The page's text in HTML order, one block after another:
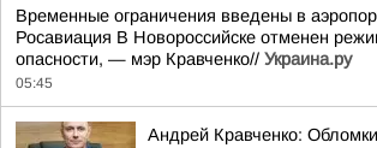
Временные ограничения введены в
Росавиация В Новороссийске отменен
опасности, — мэр Кравченко// Украина.ру
05:45
Андрей Кравченко: